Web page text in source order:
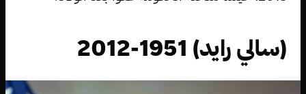
(سالي رايد) 1951-2012